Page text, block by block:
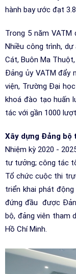
hành bay ước đạt
Trong 5 năm
Nhiều công trình,
Cát, Buôn Ma Thuột,
Đảng ủy VATM đẩy
viện, Trường Đại
khoá đào tạo huấn
tác với gần 1000
Xây dựng Đảng
Nhiệm kỳ 2020 -
tư tưởng; công tác
Tổ chức cuộc thi
triển khai phát
đứng đầu được
bộ, đảng viên tham
Hồ Chí Minh.